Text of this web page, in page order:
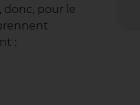
donc, pour le
: